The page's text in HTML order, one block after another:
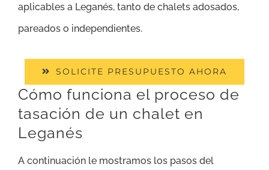
aplicables a Leganés, tanto de chalets adosados,
pareados o independientes.
SOLICITE PRESUPUESTO AHORA
Cómo funciona el proceso de
tasación de un chalet en
Leganés
A continuación le mostramos los pasos del